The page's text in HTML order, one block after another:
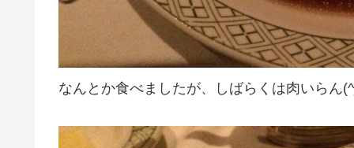
なんとか食べましたが、しばらくは肉いらん